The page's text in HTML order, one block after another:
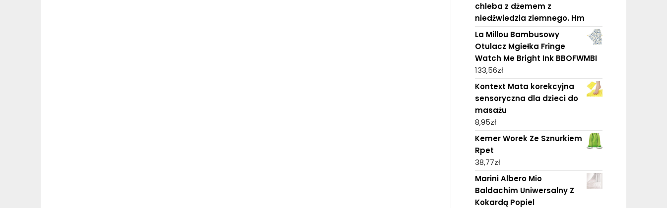
chleba z dżemem z
niedźwiedzia ziemnego. Hm
La Millou Bambusowy
Otulacz Mgiełka Fringe
Watch Me Bright Ink BBOFWMBI
133,56zł
Kontext Mata korekcyjna
sensoryczna dla dzieci do
masażu
8,95zł
Kemer Worek Ze Sznurkiem
Rpet
38,77zł
Marini Albero Mio
Baldachim Uniwersalny Z
Kokardą Popiel